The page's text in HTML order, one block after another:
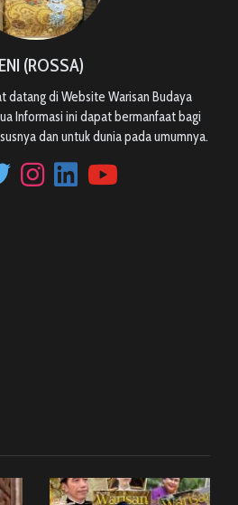
(ROSSA)
datang di Website Warisan Budaya
Informasi ini dapat bermanfaat bagi
dan untuk dunia pada umumnya.